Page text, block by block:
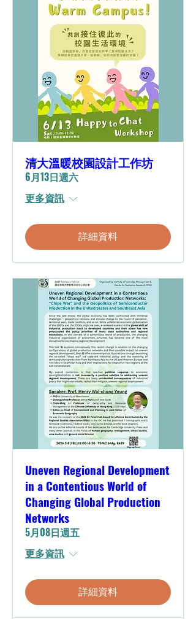
清大溫暖校園設計工作坊
6月13日週六
更多資訊
詳細資料
Uneven Regional Development
in a Contentious World of
Changing Global Production
Networks
5月08日週五
更多資訊
詳細資料